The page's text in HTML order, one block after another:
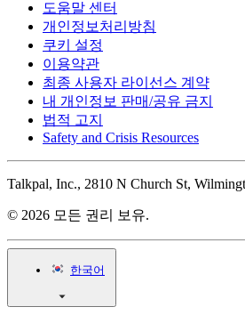
도움말 센터
개인정보처리방침
쿠키 설정
이용약관
최종 사용자 라이선스 계약
내 개인정보 판매/공유 금지
법적 고지
Safety and Crisis Resources
Talkpal, Inc., 2810 N Church St,
© 2026 모든 권리 보유.
한국어